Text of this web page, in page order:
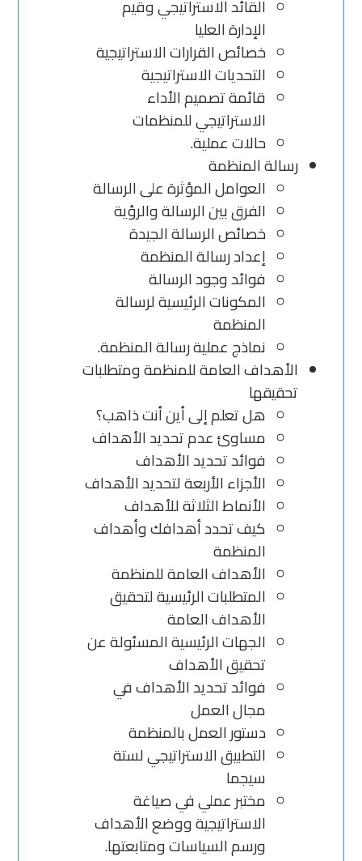
القائد الاستراتيجي وقيم
الإدارة العليا
خصائص القرارات الاستراتيجية
التحديات الاستراتيجية
قائمة تصميم الأداء
الاستراتيجي للمنظمات
حالات عملية.
رسالة المنظمة
العوامل المؤثرة على الرسالة
الفرق بين الرسالة والرؤية
خصائص الرسالة الجيدة
إعداد رسالة المنظمة
فوائد وجود الرسالة
المكونات الرئيسية لرسالة
المنظمة
نماذج عملية رسالة المنظمة.
الأهداف العامة للمنظمة ومتطلبات
تحقيقها
هل تعلم إلى أين أنت ذاهب؟
مساوئ عدم تحديد الأهداف
فوائد تحديد الأهداف
الأجزاء الأربعة لتحديد الأهداف
الأنماط الثلاثة للأهداف
كيف تحدد أهدافك وأهداف
المنظمة
الأهداف العامة للمنظمة
المتطلبات الرئيسية لتحقيق
الأهداف العامة
الجهات الرئيسية المسئولة عن
تحقيق الأهداف
فوائد تحديد الأهداف في
مجال العمل
دستور العمل بالمنظمة
التطبيق الاستراتيجي لستة
سيجما
مختبر عملي في صياغة
الاستراتيجية ووضع الأهداف
ورسم السياسات ومتابعتها.